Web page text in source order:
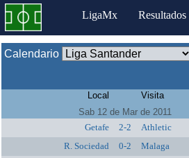
LigaMx Resultados
Calendario
Local Visita
Sab 12 de Mar de 2011
Getafe
2-2 Athletic
R. Sociedad
0-2 Malaga